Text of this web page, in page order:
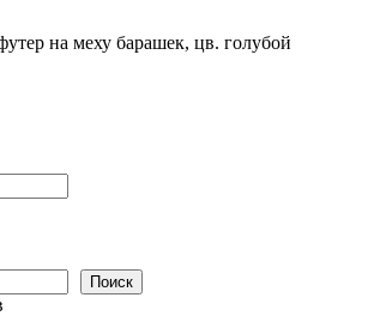
на меху барашек, цв. голубой
Поиск